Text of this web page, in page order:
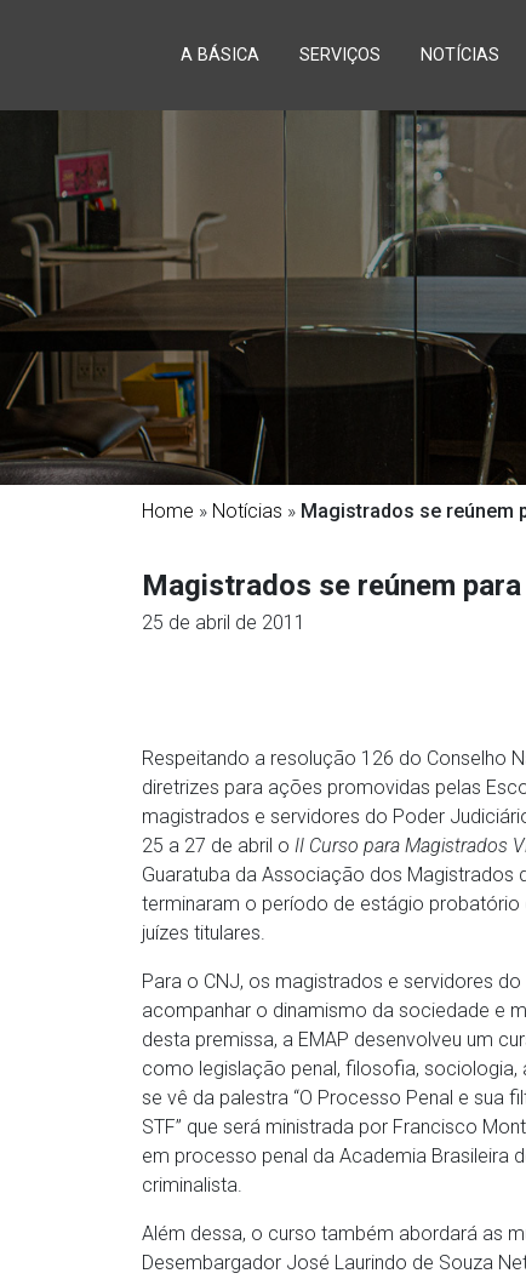
A BÁSICA SERVIÇOS NOTÍCIAS
Home » Notícias » Magistrados se reúnem
Magistrados se reúnem
25 de abril de 2011
Respeitando a resolução 126 do Conselho
diretrizes para ações promovidas pelas
magistrados e servidores do Poder
25 a 27 de abril o II Curso para Magistrados
Guaratuba da Associação dos
terminaram o período de estágio
juízes titulares.
Para o CNJ, os magistrados e servidores
acompanhar o dinamismo da sociedade e
desta premissa, a EMAP desenvolveu um
como legislação penal, filosofia,
se vê da palestra “O Processo Penal e sua
STF” que será ministrada por Francisco
em processo penal da Academia Brasileira
criminalista.
Além dessa, o curso também abordará as
Desembargador José Laurindo de Souza